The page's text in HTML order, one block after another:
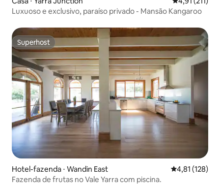
Luxuoso e exclusivo, paraíso privado - Mansão Kangaroo
Superhost
Superhost
Hotel-fazenda ⋅ Wandin East 4,81 de uma
4,81 (128)
Fazenda de frutas no Vale Yarra com piscina.